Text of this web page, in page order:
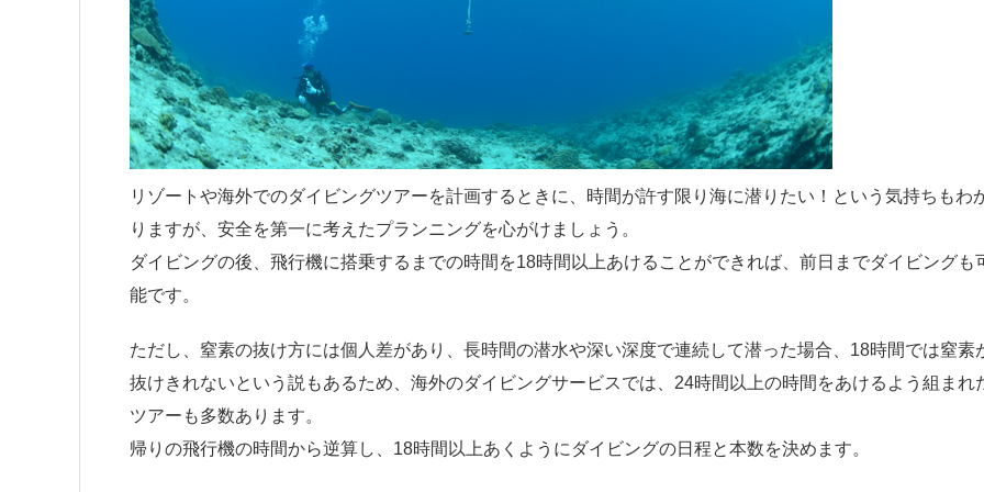
リゾートや海外でのダイビングツアーを計画するときに、時間が許す限り海に潜りたい！という気持ちもわ
りますが、安全を第一に考えたプランニングを心がけましょう。
ダイビングの後、飛行機に搭乗するまでの時間を18時間以上あけることができれば、前日までダイビングも
能です。
ただし、窒素の抜け方には個人差があり、長時間の潜水や深い深度で連続して潜った場合、18時間では窒素
抜けきれないという説もあるため、海外のダイビングサービスでは、24時間以上の時間をあけるよう組まれ
ツアーも多数あります。
帰りの飛行機の時間から逆算し、18時間以上あくようにダイビングの日程と本数を決めます。